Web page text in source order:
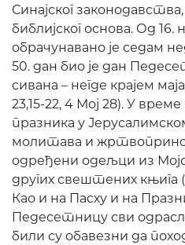
Синајског
библијског основа. Од
обрачунавано је седам
50. дан био је дан
сивана – негде крајем
23,15-22, 4 Мој 28). У време
празника у
молитава и
одређени одељци из
других свештених књига
Као и на Пасху и на
Педесетницу сви
били су обавезни да